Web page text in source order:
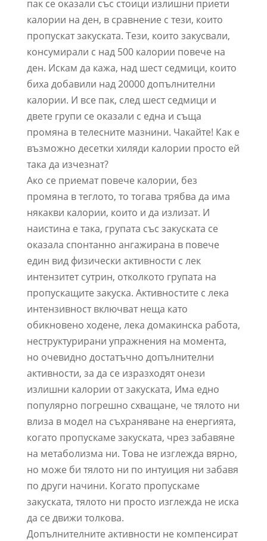
пак се оказали със стоици излишни приети
калории на ден, в сравнение с тези, които
пропускат закуската. Тези, които закусвали,
консумирали с над 500 калории повече на
ден. Искам да кажа, над шест седмици, които
биха добавили над 20000 допълнителни
калории. И все пак, след шест седмици и
двете групи се оказали с една и съща
промяна в телесните мазнини. Чакайте! Как е
възможно десетки хиляди калории просто ей
така да изчезнат?
Ако се приемат повече калории, без
промяна в теглото, то тогава трябва да има
някакви калории, които и да излизат. И
наистина е така, групата със закуската се
оказала спонтанно ангажирана в повече
един вид физически активности с лек
интензитет сутрин, отколкото групата на
пропускащите закуска. Активностите с лека
интензивност включват неща като
обикновено ходене, лека домакинска работа,
неструктурирани упражнения на момента,
но очевидно достатъчно допълнителни
активности, за да се изразходят онези
излишни калории от закуската, Има едно
популярно погрешно схващане, че тялото ни
влиза в модел на съхраняване на енергията,
когато пропускаме закуската, чрез забавяне
на метаболизма ни. Това не изглежда вярно,
но може би тялото ни по интуиция ни забавя
по други начини. Когато пропускаме
закуската, тялото ни просто изглежда не иска
да се движи толкова.
Допълнителните активности не компенсират